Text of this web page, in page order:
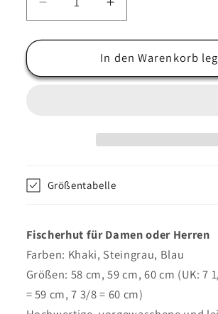
Verringere
die
Menge
Fischerhüte
Stein,
Erhöhe
die
Menge
für
Fischerhüte
Stein,
In den Warenkorb
Größentabelle
Fischerhut für Damen oder Herren
Farben: Khaki, Steingrau, Blau
Größen: 58 cm, 59 cm, 60 cm (UK: 7
= 59 cm, 7 3/8 = 60 cm)